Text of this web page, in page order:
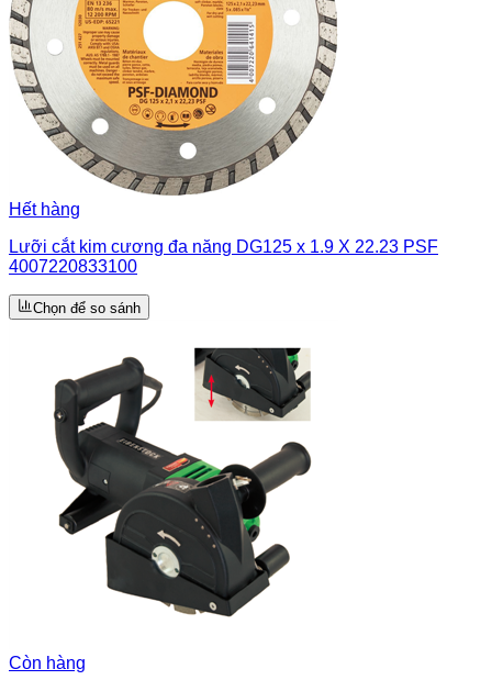
Hết hàng
Lưỡi cắt kim cương đa năng DG125 x 1.9 X 22.23 PSF
4007220833100
Chọn để so sánh
Còn hàng